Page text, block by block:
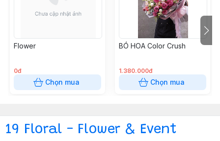
Flower
0đ
Chọn mua
BÓ HOA Color Crush
1.380.000đ
Chọn mua
19 Floral - Flower & Event